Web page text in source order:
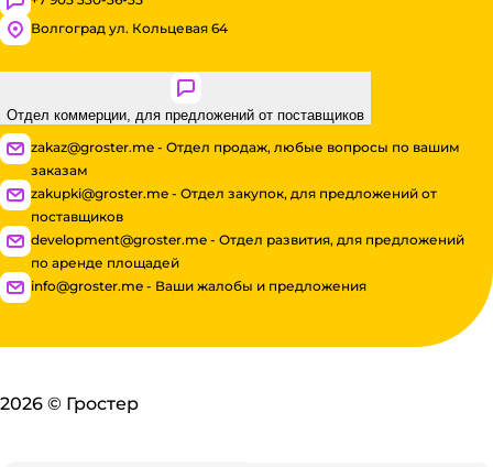
Волгоград ул. Кольцевая 64
Отдел коммерции, для предложений от поставщиков
zakaz@groster.me - Отдел продаж, любые вопросы по вашим
заказам
zakupki@groster.me - Отдел закупок, для предложений от
поставщиков
development@groster.me - Отдел развития, для предложений
по аренде площадей
info@groster.me - Ваши жалобы и предложения
2026 © Гростер